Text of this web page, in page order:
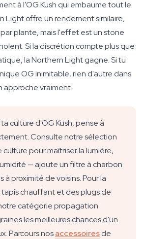
à l'OG Kush qui embaume tout le
Light offre un rendement similaire,
plante, mais l'effet est un stone
Si la discrétion compte plus que
la Northern Light gagne. Si tu
OG inimitable, rien d'autre dans
approche vraiment.
culture d'OG Kush, pense à
Consulte notre sélection
pour maîtriser la lumière,
— ajoute un filtre à charbon
à proximité de voisins. Pour la
chauffant et des plugs de
catégorie propagation
les meilleures chances d'un
Parcours nosaccessoiresde